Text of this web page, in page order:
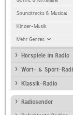
Soundtracks & Musical
Kinder-Musik
Mehr Genres
Hörspiele im Radio
Wort- & Sport-
Klassik-Radio
Radiosender